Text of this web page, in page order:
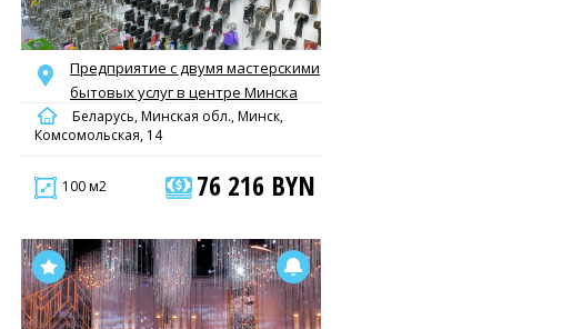
Предприятие с двумя мастерскими
бытовых услуг в центре Минска
Беларусь, Минская обл., Минск,
Комсомольская, 14
100 м2 76 216 BYN